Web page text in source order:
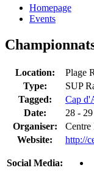
Homepage
Events
Location:
Plage
Type:
SUP
Tagged:
Cap
Date:
28 -
Organiser:
Centre
Website:
http://
Social Media: